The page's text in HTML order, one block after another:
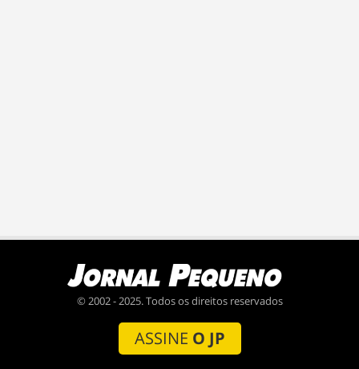
© 2002 - 2025. Todos os direitos reservados
ASSINE O JP